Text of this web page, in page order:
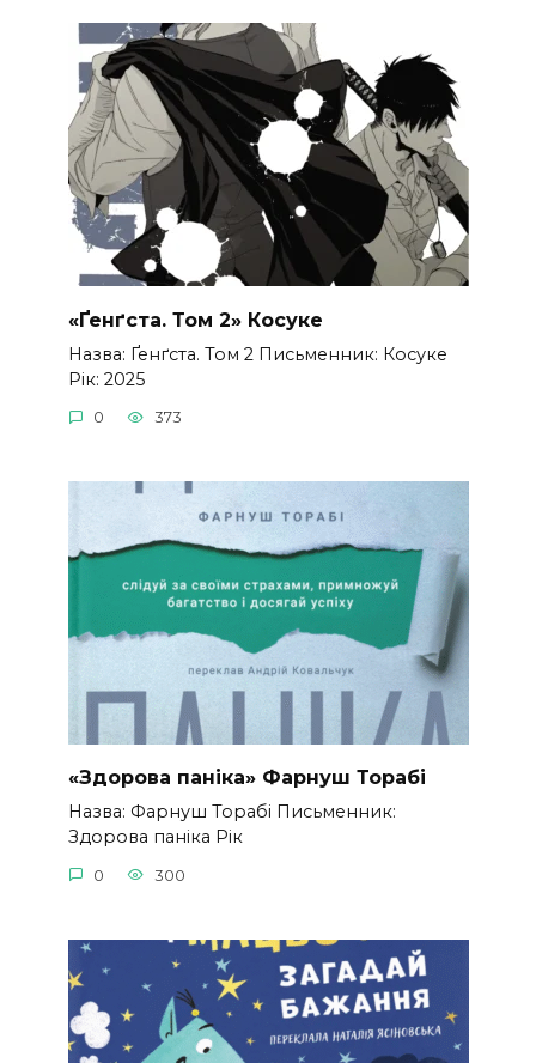
«Ґенґста. Том 2» Косуке
Назва: Ґенґста. Том 2 Письменник: Косуке
Рік: 2025
0 373
«Здорова паніка» Фарнуш Торабі
Назва: Фарнуш Торабі Письменник:
Здорова паніка Рік
0 300